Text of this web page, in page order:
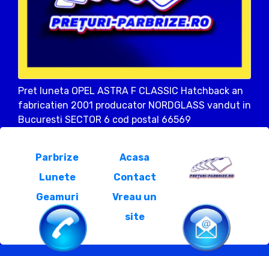
Pret luneta OPEL ASTRA F CLASSIC Hatchback an
fabricatien 2001 producator NORDGLASS vandut in
Bucuresti SECTOR 6 cod postal 66569
Parbrize
Lunete
Geamuri
Acasa
Contact
Vreau un
site